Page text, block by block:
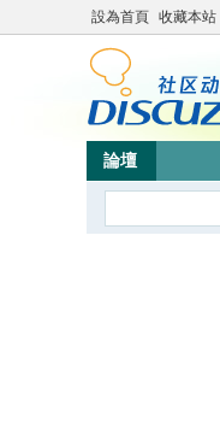
設為首頁 收藏本站
論壇